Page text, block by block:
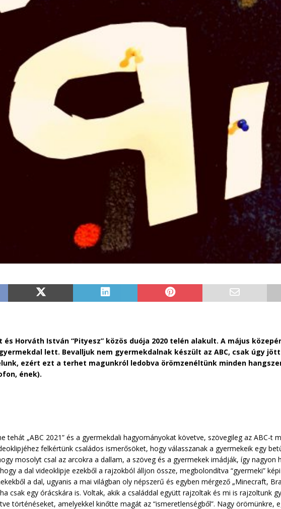
és Horváth István “Pityesz” közös duója 2020 telén alakult. A május
lett. Bevalljuk nem gyermekdalnak készült az ABC, csak úgy
ezért ezt a terhet magunkról ledobva örömzenéltünk minden
ének).
tehát „ABC 2021” és a gyermekdali hagyományokat követve, szövegileg az ABC-t
felkértünk családos ismerősöket, hogy válasszanak a gyermekeik egy
mosolyt csal az arcokra a dallam, a szöveg és a gyermekek imádják, így
a dal videoklipje ezekből a rajzokból álljon össze, megbolondítva “gyermeki”
a dal, ugyanis a mai világban oly népszerű és egyben mérgező „Minecraft,
csak egy órácskára is. Voltak, akik a családdal együtt rajzoltak és mi is rajzoltunk
történéseket, amelyekkel kinőtte magát az “ismeretlenségből”. Nagy örömünkre,